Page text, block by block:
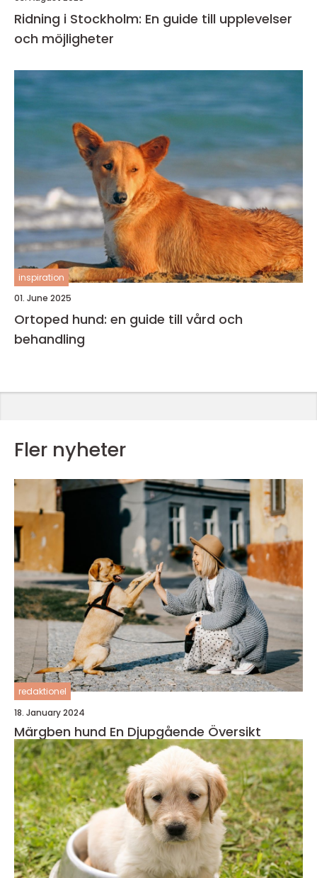
Ridning i Stockholm: En guide till upplevelser
och möjligheter
inspiration
01. June 2025
Ortoped hund: en guide till vård och
behandling
Fler nyheter
redaktionel
18. January 2024
Märgben hund En Djupgående Översikt